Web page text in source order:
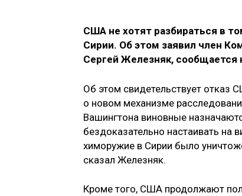
США не хотят разбираться в
Сирии. Об этом заявил член
Сергей Железняк, сообщается
Об этом свидетельствует
о новом механизме
Вашингтона виновные
бездоказательно настаивать на
химоружие в Сирии было
сказал Железняк.
Кроме того, США продолжают